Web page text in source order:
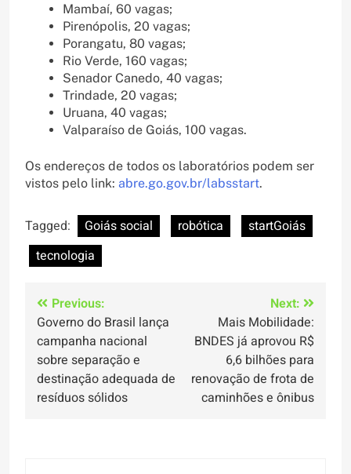
Mambaí, 60 vagas;
Pirenópolis, 20 vagas;
Porangatu, 80 vagas;
Rio Verde, 160 vagas;
Senador Canedo, 40 vagas;
Trindade, 20 vagas;
Uruana, 40 vagas;
Valparaíso de Goiás, 100 vagas.
Os endereços de todos os laboratórios podem ser
vistos pelo link: abre.go.gov.br/labsstart.
Tagged: Goiás social robótica
startGoiás
tecnologia
Navegação
de
Post
Previous:
Governo do Brasil lança
campanha nacional
sobre separação e
destinação adequada de
resíduos sólidos
Next:
Mais Mobilidade:
BNDES já aprovou R$
6,6 bilhões para
renovação de frota de
caminhões e ônibus